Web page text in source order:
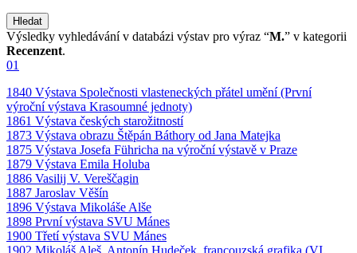
Výsledky vyhledávání v databázi výstav pro výraz “M.” v kategorii
Recenzent.
01
1840 Výstava Společnosti vlasteneckých přátel umění (První
výroční výstava Krasoumné jednoty)
1861 Výstava českých starožitností
1873 Výstava obrazu Štěpán Báthory od Jana Matejka
1875 Výstava Josefa Führicha na výroční výstavě v Praze
1879 Výstava Emila Holuba
1886 Vasilij V. Vereščagin
1887 Jaroslav Věšín
1896 Výstava Mikoláše Alše
1898 První výstava SVU Mánes
1900 Třetí výstava SVU Mánes
1902 Mikoláš Aleš, Antonín Hudeček, francouzská grafika (VI.